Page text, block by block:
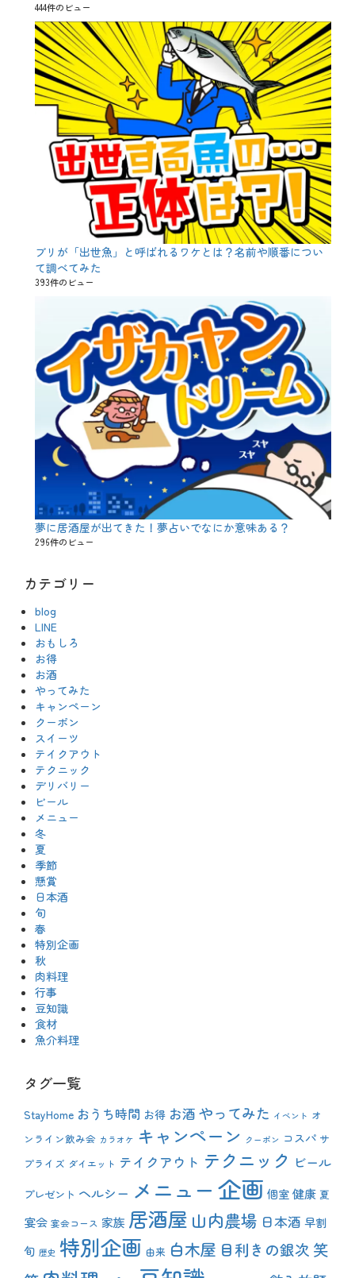
444件のビュー
ブリが「出世魚」と呼ばれるワケとは？名前や順番につい
て調べてみた
393件のビュー
夢に居酒屋が出てきた！夢占いでなにか意味ある？
296件のビュー
カテゴリー
blog
LINE
おもしろ
お得
お酒
やってみた
キャンペーン
クーポン
スイーツ
テイクアウト
テクニック
デリバリー
ビール
メニュー
冬
夏
季節
懸賞
日本酒
旬
春
特別企画
秋
肉料理
行事
豆知識
食材
魚介料理
タグ一覧
StayHome おうち時間 お得 お酒 やってみた イベント オ
ンライン飲み会 カラオケ キャンペーン クーポン コスパ サ
プライズ ダイエット テイクアウト テクニック ビール
プレゼント ヘルシー メニュー 企画 個室 健康 夏
宴会 宴会コース 家族 居酒屋 山内農場 日本酒 早割
旬 歴史 特別企画 由来 白木屋 目利きの銀次 笑